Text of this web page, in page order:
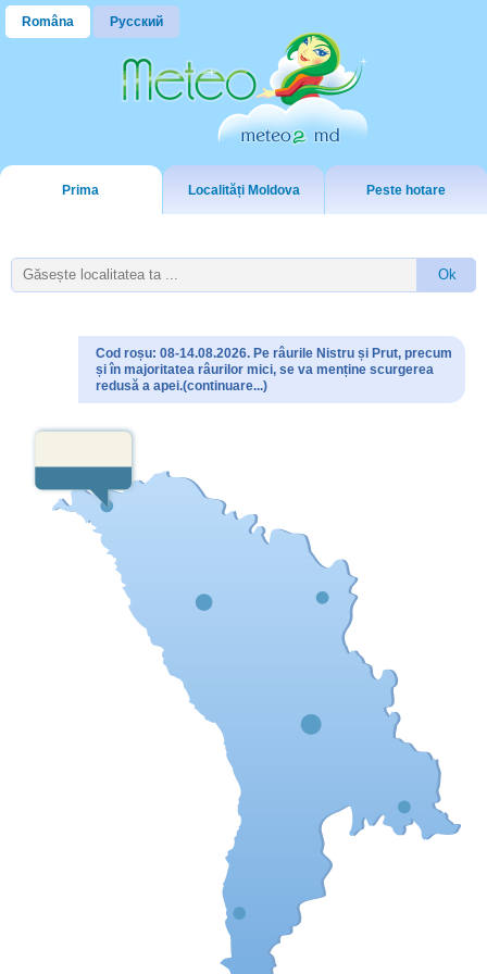
Româna Русский
Prima Localități Moldova Peste hotare
Cod roșu: 08-14.08.2026. Pe râurile Nistru și Prut, precum
și în majoritatea râurilor mici, se va menține scurgerea
redusă a apei.(continuare...)